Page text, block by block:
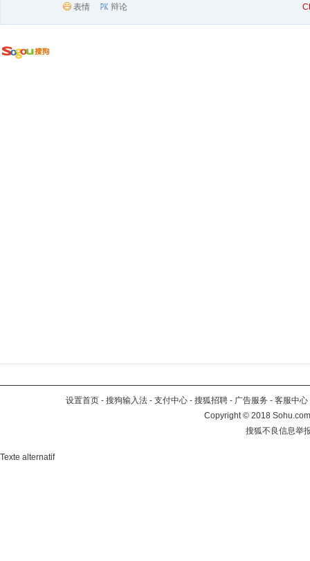
表情 辩论
设置首页 - 搜狗输入法 - 支付中心 - 搜狐招聘 - 广告服务 - 客服中心
Copyright©2018
搜狐不良信息举
Texte alternatif